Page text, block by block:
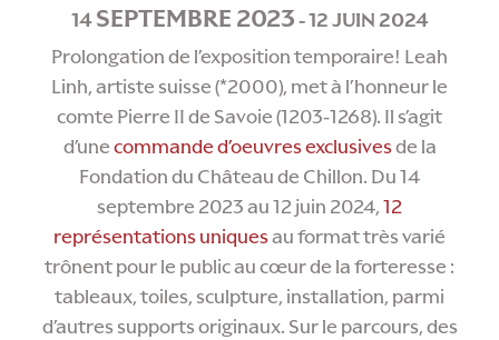
14 SEPTEMBRE 2023 -12 JUIN 2024
Prolongation de l’exposition temporaire! Leah
Linh, artiste suisse (*2000), met à l’honneur le
comte Pierre II de Savoie (1203-1268). Il s’agit
d’une commande d’oeuvres exclusivesde la
Fondation du Château de Chillon. Du 14
septembre 2023 au 12 juin 2024, 12
représentations uniquesau format très varié
trônent pour le public au cœur de la forteresse :
tableaux, toiles, sculpture, installation, parmi
d’autres supports originaux. Sur le parcours, des